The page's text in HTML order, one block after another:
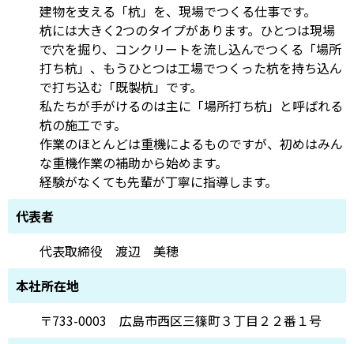
建物を支える「杭」を、現場でつくる仕事です。
杭には大きく2つのタイプがあります。ひとつは現場
で穴を掘り、コンクリートを流し込んでつくる「場所
打ち杭」、もうひとつは工場でつくった杭を持ち込ん
で打ち込む「既製杭」です。
私たちが手がけるのは主に「場所打ち杭」と呼ばれる
杭の施工です。
作業のほとんどは重機によるものですが、初めはみん
な重機作業の補助から始めます。
経験がなくても先輩が丁寧に指導します。
代表者
代表取締役 渡辺 美穂
本社所在地
〒733-0003 広島市西区三篠町３丁目２２番１号